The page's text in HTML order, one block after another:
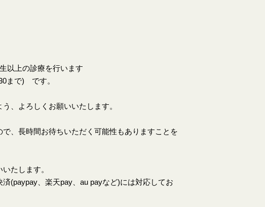
以上の診療を行います
まで) です。
、よろしくお願いいたします。
、長時間お待ちいただく可能性もありますことを
たします。
(paypay、楽天pay、au payなど)には対応してお